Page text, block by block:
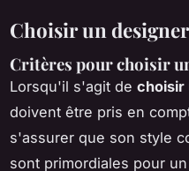
Choisir un
Critères pour choisir
Lorsqu'il s'agit de choisir
doivent être pris en
s'assurer que son style
sont primordiales pour